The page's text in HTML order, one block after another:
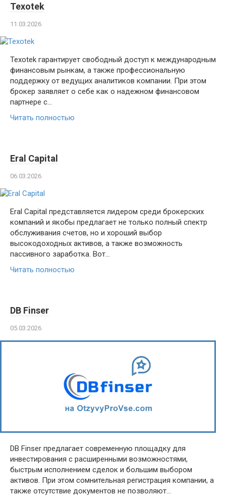
Texotek
11.03.2026
Texotek гарантирует свободный доступ к международным
финансовым рынкам, а также профессиональную
поддержку от ведущих аналитиков компании. При этом
брокер заявляет о себе как о надежном финансовом
партнере с…
Читать полностью
Eral Capital
06.03.2026
Eral Capital представляется лидером среди брокерских
компаний и якобы предлагает не только полный спектр
обслуживания счетов, но и хороший выбор
высокодоходных активов, а также возможность
пассивного заработка. Вот…
Читать полностью
DB Finser
05.03.2026
DB Finser предлагает современную площадку для
инвестирования с расширенными возможностями,
быстрым исполнением сделок и большим выбором
активов. При этом сомнительная регистрация компании, а
также отсутствие документов не позволяют…